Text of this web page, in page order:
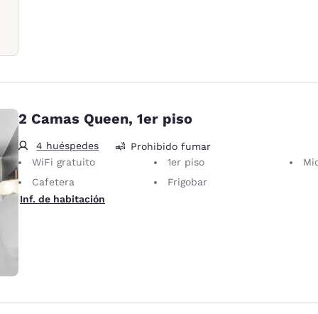
2 Camas Queen, 1er piso
4 huéspedes
Prohibido fumar
WiFi gratuito
1er piso
Cafetera
Frigobar
Inf. de habitación